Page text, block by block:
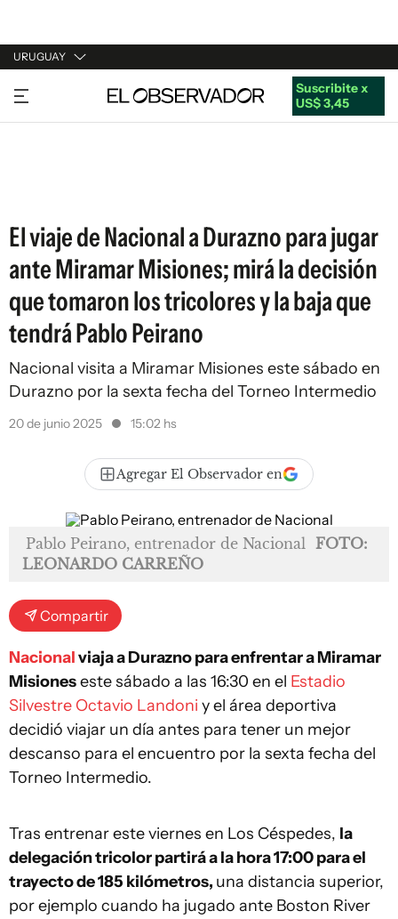
URUGUAY
URUGUAY
ARGENTINA
Suscribite x
US$ 3,45
El viaje de Nacional a Durazno para jugar
ante Miramar Misiones; mirá la decisión
que tomaron los tricolores y la baja que
tendrá Pablo Peirano
Nacional visita a Miramar Misiones este sábado en
Durazno por la sexta fecha del Torneo Intermedio
20 de junio 2025 15:02 hs
Agregar El Observador en
Pablo Peirano, entrenador de Nacional FOTO:
LEONARDO CARREÑO
Compartir
Nacionalviaja a Durazno para enfrentar a Miramar
Misioneseste sábado a las 16:30 en el Estadio
Silvestre Octavio Landoni y el área deportiva
decidió viajar un día antes para tener un mejor
descanso para el encuentro por la sexta fecha del
Torneo Intermedio.
Tras entrenar este viernes en Los Céspedes, la
delegación tricolor partirá a la hora 17:00 para el
trayecto de 185 kilómetros, una distancia superior,
por ejemplo cuando ha jugado ante Boston River